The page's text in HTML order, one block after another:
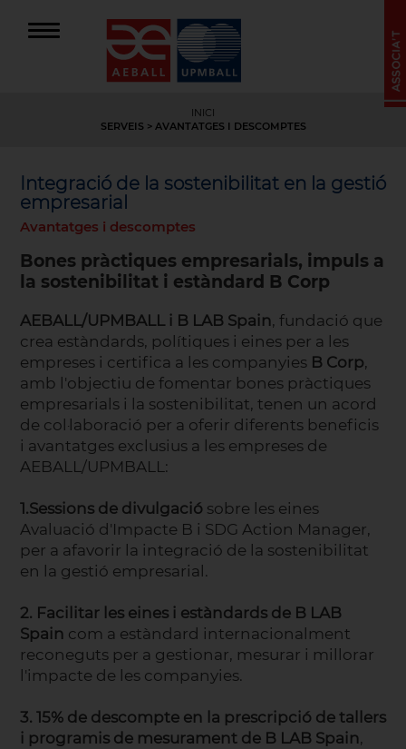
INICI
SERVEIS > AVANTATGES I DESCOMPTES
Integració de la sostenibilitat en la gestió
empresarial
Avantatges i descomptes
Bones pràctiques empresarials, impuls a
la sostenibilitat i estàndard B Corp
AEBALL/UPMBALL i B LAB Spain, fundació que
crea estàndards, polítiques i eines per a les
empreses i certifica a les companyies B Corp,
amb l'objectiu de fomentar bones pràctiques
empresarials i la sostenibilitat, tenen un acord
de col·laboració per a oferir diferents beneficis
i avantatges exclusius a les empreses de
AEBALL/UPMBALL:
1.Sessions de divulgació sobre les eines
Avaluació d'Impacte B i SDG Action Manager,
per a afavorir la integració de la sostenibilitat
en la gestió empresarial.
2. Facilitar les eines i estàndards de B LAB
Spain com a estàndard internacionalment
reconeguts per a gestionar, mesurar i millorar
l'impacte de les companyies.
3. 15% de descompte en la prescripció de tallers
i programis de mesurament de B LAB Spain,